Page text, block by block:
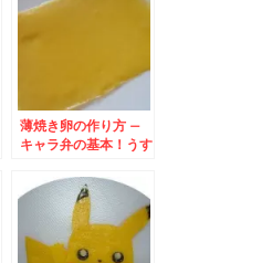
薄焼き卵の作り方 –
キャラ弁の基本！うす